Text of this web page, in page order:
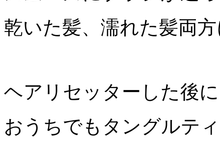
乾いた髪、濡れた髪両
ヘアリセッターした後に
おうちでもタングルテ